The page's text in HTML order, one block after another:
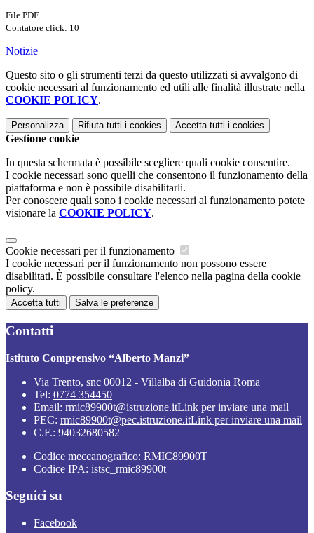
File PDF
Contatore click: 10
Notizie
Questo sito o gli strumenti terzi da questo utilizzati si avvalgono di
cookie necessari al funzionamento ed utili alle finalità illustrate nella
COOKIE POLICY.
Personalizza Rifiuta tutti i cookies Accetta tutti i cookies
Gestione cookie
In questa schermata è possibile scegliere quali cookie consentire.
I cookie necessari sono quelli che consentono il funzionamento della
piattaforma e non è possibile disabilitarli.
Per conoscere quali sono i cookie necessari al funzionamento potete
visionare la COOKIE POLICY.
Cookie necessari per il funzionamento
I cookie necessari per il funzionamento non possono essere
disabilitati. È possibile consultare l'elenco nella pagina della cookie
policy.
Accetta tutti Salva le preferenze
Contatti
Istituto Comprensivo “Alberto Manzi”
Via Trento, snc 00012 - Villalba di Guidonia Roma
Tel: 0774 354450
Email: rmic89900t@istruzione.itLink per inviare una mail
PEC: rmic89900t@pec.istruzione.itLink per inviare una mail
C.F.: 94032680582
Codice meccanografico: RMIC89900T
Codice IPA: istsc_rmic89900t
Seguici su
Facebook